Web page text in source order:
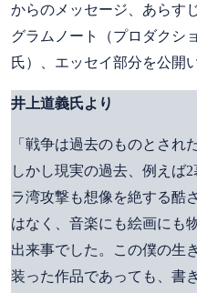
からのメッセージ、あらす
グラムノート（プロダクシ
氏）、エッセイ部分を公開
井上道義氏より
「戦争は過去のものとされ
しかし現実の過去、例えば
ラ湾攻撃も想像を絶する酷
はなく、音楽にも絵画にも
出来事でした。この僕の生
装った作品であっても、書